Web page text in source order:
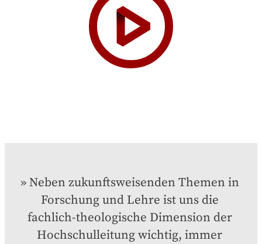
Neben zukunftsweisenden Themen in
Forschung und Lehre ist uns die
fachlich-theologische Dimension der
Hochschulleitung wichtig, immer